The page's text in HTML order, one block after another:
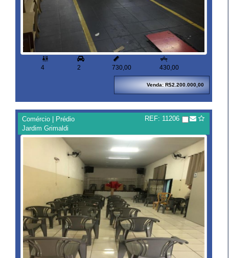

4 2

730,00

430,00
Venda: R$2.200.000,00
Comércio | Prédio
Jardim Grimaldi
REF: 11206